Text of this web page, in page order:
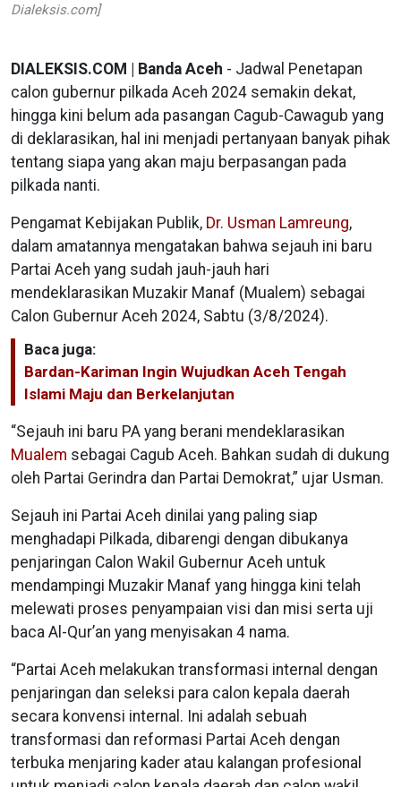
Dialeksis.com]
DIALEKSIS.COM | Banda Aceh - Jadwal Penetapan
calon gubernur pilkada Aceh 2024 semakin dekat,
hingga kini belum ada pasangan Cagub-Cawagub yang
di deklarasikan, hal ini menjadi pertanyaan banyak pihak
tentang siapa yang akan maju berpasangan pada
pilkada nanti.
Pengamat Kebijakan Publik, Dr. Usman Lamreung,
dalam amatannya mengatakan bahwa sejauh ini baru
Partai Aceh yang sudah jauh-jauh hari
mendeklarasikan Muzakir Manaf (Mualem) sebagai
Calon Gubernur Aceh 2024, Sabtu (3/8/2024).
Baca juga:
Bardan-Kariman Ingin Wujudkan Aceh Tengah
Islami Maju dan Berkelanjutan
“Sejauh ini baru PA yang berani mendeklarasikan
Mualem sebagai Cagub Aceh. Bahkan sudah di dukung
oleh Partai Gerindra dan Partai Demokrat,” ujar Usman.
Sejauh ini Partai Aceh dinilai yang paling siap
menghadapi Pilkada, dibarengi dengan dibukanya
penjaringan Calon Wakil Gubernur Aceh untuk
mendampingi Muzakir Manaf yang hingga kini telah
melewati proses penyampaian visi dan misi serta uji
baca Al-Qur’an yang menyisakan 4 nama.
“Partai Aceh melakukan transformasi internal dengan
penjaringan dan seleksi para calon kepala daerah
secara konvensi internal. Ini adalah sebuah
transformasi dan reformasi Partai Aceh dengan
terbuka menjaring kader atau kalangan profesional